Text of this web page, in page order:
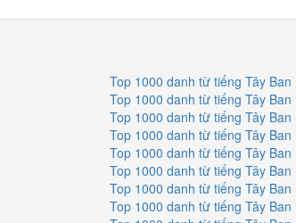
Top 1000 danh từ tiếng Tây
Top 1000 danh từ tiếng Tây
Top 1000 danh từ tiếng Tây
Top 1000 danh từ tiếng Tây
Top 1000 danh từ tiếng Tây
Top 1000 danh từ tiếng Tây
Top 1000 danh từ tiếng Tây
Top 1000 danh từ tiếng Tây